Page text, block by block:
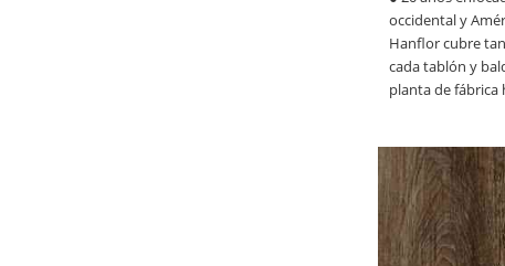
occidental y
Hanflor cubre
cada tablón y
planta de fábrica